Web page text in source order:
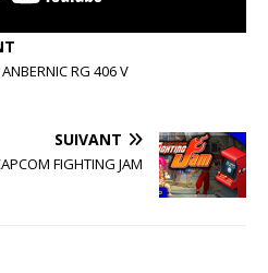
RG 406 V
SUIVANT
FIGHTING JAM